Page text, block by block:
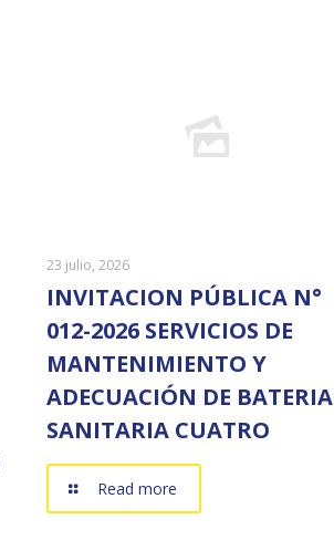
23 julio, 2026
INVITACION PÚBLICA N°
012-2026 SERVICIOS DE
MANTENIMIENTO Y
ADECUACIÓN DE BATERIA
SANITARIA CUATRO
Read more